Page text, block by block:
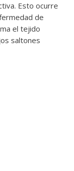
Esto ocurre
de
el tejido
saltones